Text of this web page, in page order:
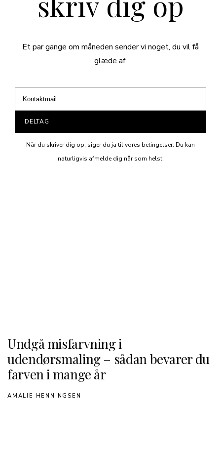
Et par gange om måneden sender vi noget, du vil få
glæde af.
DELTAG
Når du skriver dig op, siger du ja til vores betingelser. Du kan
naturligvis afmelde dig når som helst.
Undgå misfarvning i
udendørsmaling – sådan bevarer du
farven i mange år
AMALIE HENNINGSEN